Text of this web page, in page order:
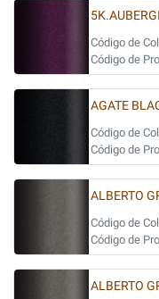
Código de
Código de
AGATE
Código de
Código de
ALBERTO
Código de
Código de
ALBERTO